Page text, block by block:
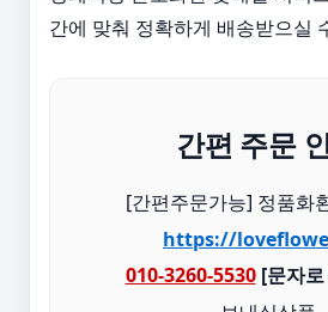
간에 맞춰 정확하게 배송받으실
간편 주문
[간편주문가능] 정품화
https://
010-3260-5530[문자로